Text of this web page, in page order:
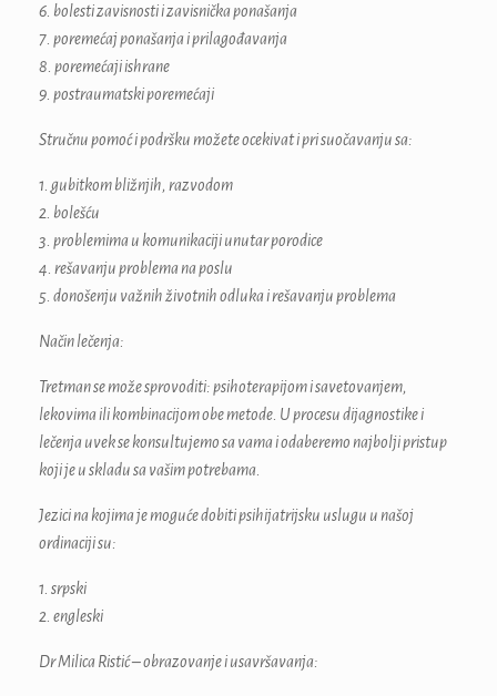
6. bolesti zavisnosti i zavisnička ponašanja
7. poremećaj ponašanja i prilagođavanja
8. poremećaji ishrane
9. postraumatski poremećaji
Stručnu pomoć i podršku možete ocekivat i pri suočavanju sa:
1. gubitkom bližnjih, razvodom
2. bolešću
3. problemima u komunikaciji unutar porodice
4. rešavanju problema na poslu
5. donošenju važnih životnih odluka i rešavanju problema
Način lečenja:
Tretman se može sprovoditi: psihoterapijom i savetovanjem,
lekovima ili kombinacijom obe metode. U procesu dijagnostike i
lečenja uvek se konsultujemo sa vama i odaberemo najbolji pristup
koji je u skladu sa vašim potrebama.
Jezici na kojima je moguće dobiti psihijatrijsku uslugu u našoj
ordinaciji su:
1. srpski
2. engleski
Dr Milica Ristić – obrazovanje i usavršavanja: